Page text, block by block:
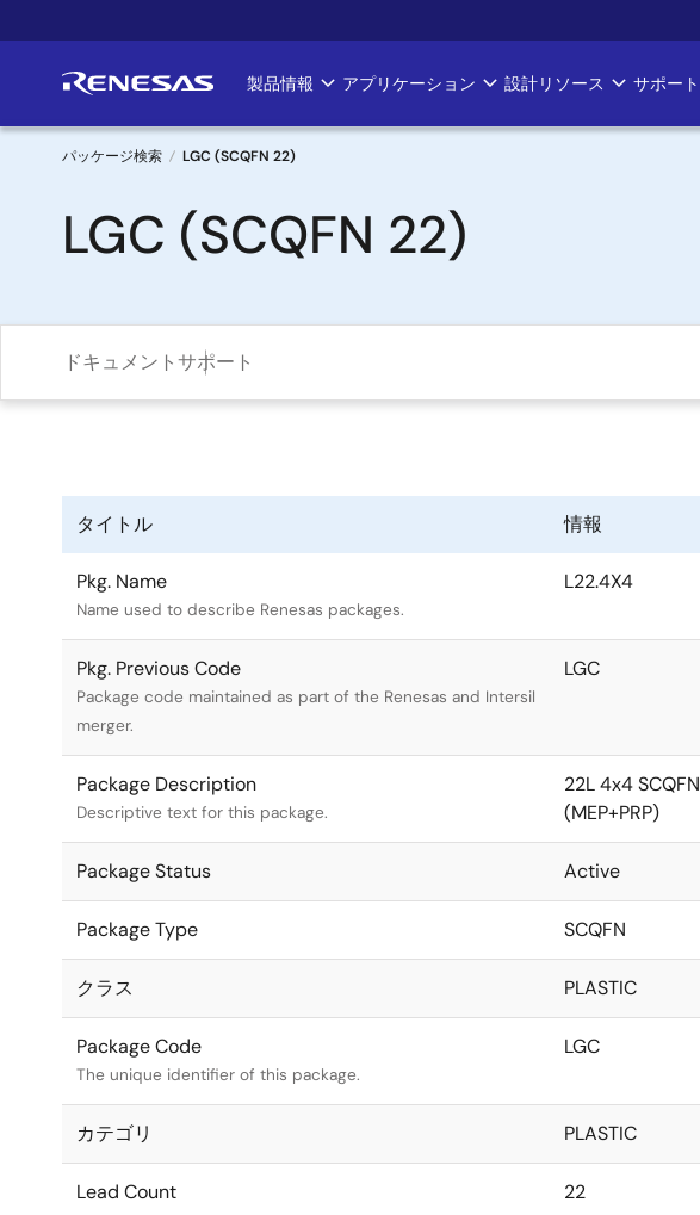
イ
ン
Main
navigation
製品情報 アプリケーション 設計リソース サポート
パ
ン
く
ず
パッケージ検索 LGC (SCQFN 22)
LGC (SCQFN 22)
ドキュメントサポート
タイトル 情報
Pkg. Name
Name used to describe Renesas packages.
L22.4X4
Pkg. Previous Code
Package code maintained as part of the Renesas and Intersil
merger.
LGC
Package Description
Descriptive text for this package.
22L 4x4 SCQFN
(MEP+PRP)
Package Status Active
Package Type SCQFN
クラス PLASTIC
Package Code
The unique identifier of this package.
LGC
カテゴリ PLASTIC
Lead Count 22